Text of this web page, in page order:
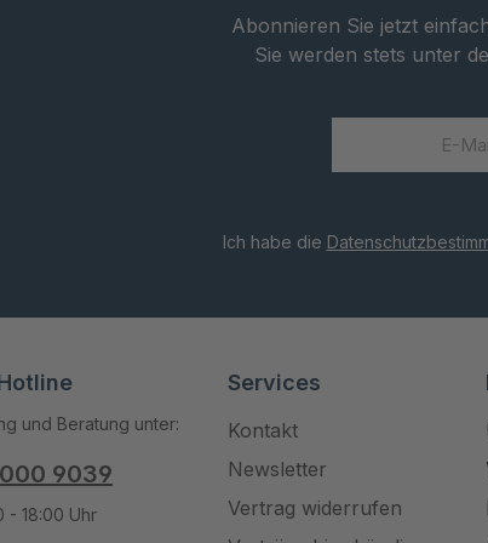
Abonnieren Sie jetzt
Sie werden stets unter
Ich habe die
und Beratung unter:
9039
- 18:00 Uhr
Services
Kontakt
Newsletter
Vertrag widerrufen